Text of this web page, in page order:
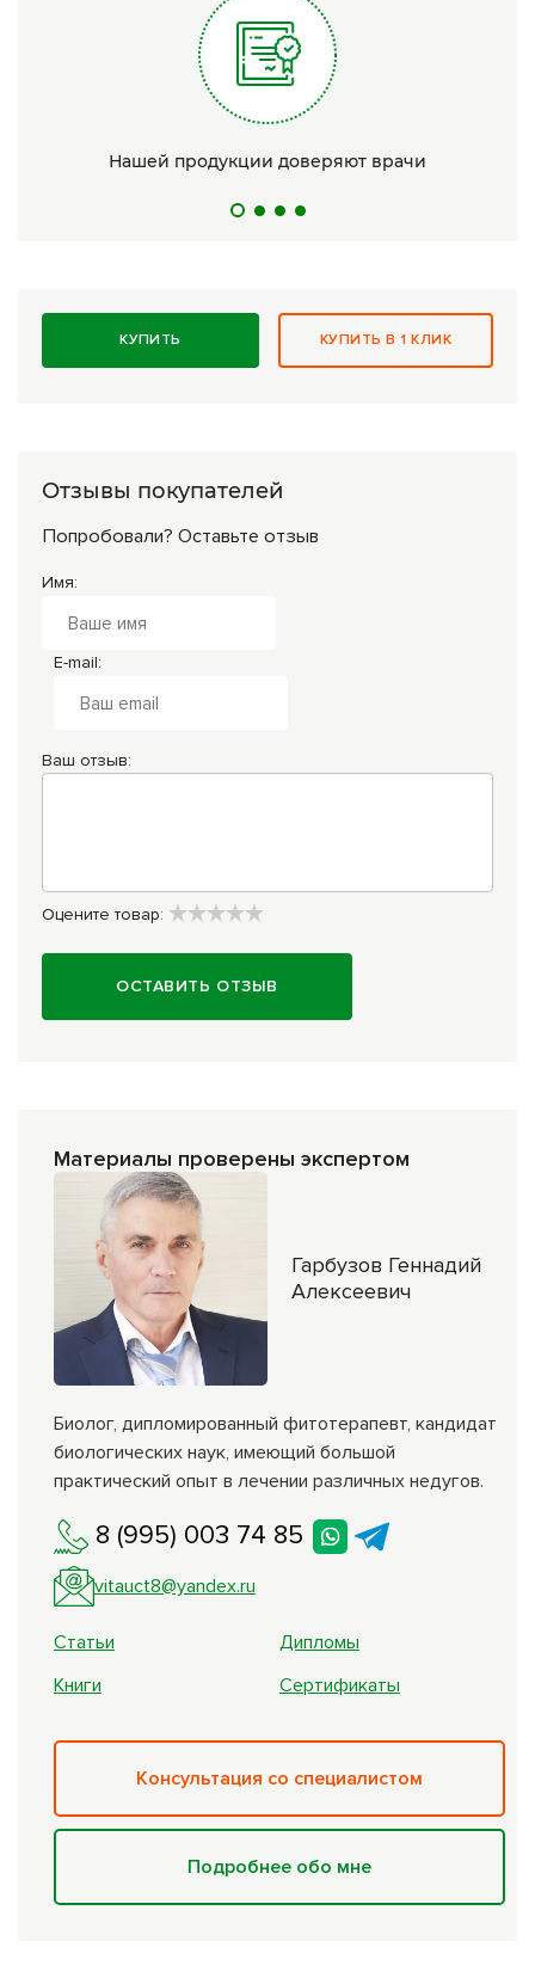
Нашей продукции доверяют врачи
КУПИТЬ КУПИТЬ В 1 КЛИК
Отзывы покупателей
Попробовали? Оставьте отзыв
Имя:
E-mail:
Ваш отзыв:
Оцените товар:
ОСТАВИТЬ ОТЗЫВ
Материалы проверены экспертом
Биолог, дипломированный фитотерапевт, кандидат
биологических наук, имеющий большой
практический опыт в лечении различных недугов.
8 (995) 003 74 85
vitauct8@yandex.ru
Статьи
Дипломы
Книги
Сертификаты
Консультация со специалистом
Подробнее обо мне
Гарбузов Геннадий
Алексеевич